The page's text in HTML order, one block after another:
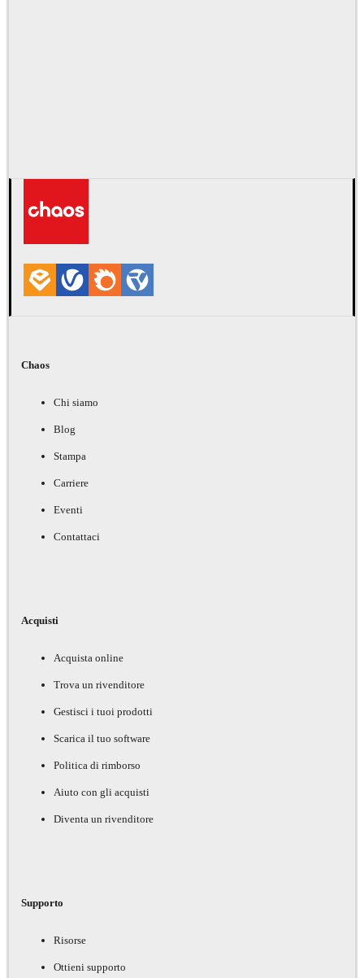
Chaos
Chi siamo
Blog
Stampa
Carriere
Eventi
Contattaci
Acquisti
Acquista online
Trova un rivenditore
Gestisci i tuoi prodotti
Scarica il tuo software
Politica di rimborso
Aiuto con gli acquisti
Diventa un rivenditore
Supporto
Risorse
Ottieni supporto